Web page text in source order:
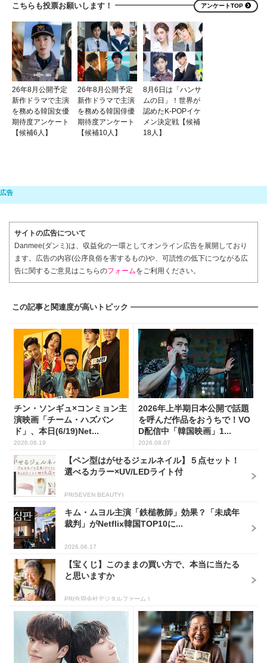
こちらも投票お願いします！ アンケートTOP
26年8月公開予定
新作ドラマで主演
を務める韓国女優
期待度アンケート
【候補6人】
26年8月公開予定
新作ドラマで主演
を務める韓国俳優
期待度アンケート
【候補10人】
8月6日は「ハンサ
ムの日」！世界が
認めたK-POPイケ
メン決定戦【候補
18人】
サイトの広告について
Danmee(ダンミ)は、収益化の一環としてオンライン広告を展開しており
ます。広告の内容(公序良俗を害するもの)や、可読性の低下につながる広
告に関するご意見はこちらのフォームをご利用ください。
この記事と関連度が高いトピック
チン・ソンギュ×コンミョン主
演映画「チーム・ハズバン
ド」、本日(6/19)Net...
2026.06.19
2026年上半期日本公開で話題
を呼んだ作品をおうちで！VO
D配信中「韓国映画」1...
2026.08.07
【ペン型はがせるジェルネイル】５点セット！
選べるカラー×UV/LEDライト付
PR(SEVEN BEAUTY)
キム・ムヨル主演「鉄槌教師」効果？「未成年
裁判」がNetflix韓国TOP10に...
2026.06.17
【宝くじ】このままの買い方で、本当に当たる
と思いますか
PR(合同会社デジタルファーム )